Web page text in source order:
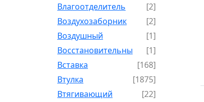
Влагоотделитель
[2]
Воздухозаборник
[2]
Воздушный
[1]
Восстановительный
[1]
Вставка
[168]
Втулка
[1875]
Втягивающий
[22]